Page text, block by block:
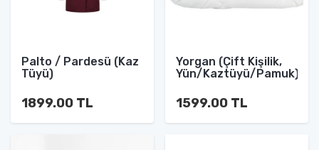
Palto / Pardesü (Kaz
Tüyü)
1899.00 TL
Yorgan (Çift Kişilik,
Yün/Kaztüyü/Pamuk)
1599.00 TL